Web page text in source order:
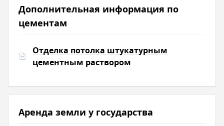
Дополнительная информация по
цементам
Отделка потолка штукатурным
цементным раствором
Аренда земли у государства